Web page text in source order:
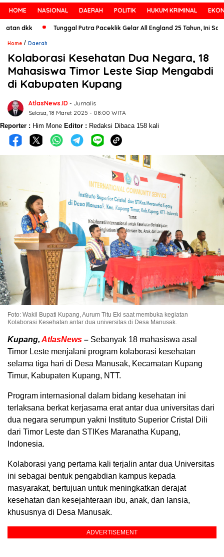
HOME NASIONAL DAERAH POLITIK HUKUM KRIMINAL
dkk Tunggal Putra Paceklik Gelar All England 25 Tahun, Ini Saran
Home / Daerah
Kolaborasi Kesehatan Dua Negara, 18
Mahasiswa Timor Leste Siap Mengabdi
di Kabupaten Kupang
AtlasNews.ID - Jurnalis
Selasa, 18 Maret 2025 - 08:00 WITA
Reporter : Him Mone Editor : Redaksi Dibaca 158 kali
Foto: Wakil Bupati Kupang, Aurum Titu Eki saat membuka kegiatan
Kolaborasi Kesehatan antar dua universitas di Desa Manusak.
Kupang, AtlasNews – Sebanyak 18 mahasiswa asal
Timor Leste menjalani program kolaborasi kesehatan
selama tiga hari di Desa Manusak, Kecamatan Kupang
Timur, Kabupaten Kupang, NTT.
Program internasional dalam bidang kesehatan ini
terlaksana berkat kerjasama erat antar dua universitas dari
dua negara serumpun yakni Instituto Superior Cristal Dili
dari Timor Leste dan STIKes Maranatha Kupang,
Indonesia.
Kolaborasi yang pertama kali terjalin antar dua Universitas
ini sebagai bentuk pengabdian kampus kepada
masyarakat, bertujuan untuk meningkatkan derajat
kesehatan dan kesejahteraan ibu, anak, dan lansia,
khususnya di Desa Manusak.
ADVERTISEMENT